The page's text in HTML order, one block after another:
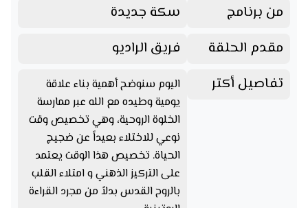
من برنامج
سكة جديدة
مقدم الحلقة
فريق الراديو
تفاصيل أكتر
اليوم سنوضح أهمية بناء علاقة
يومية وطيده مع الله عبر ممارسة
الخلوة الروحية، وهي تخصيص وقت
نوعي للاختلاء بعيداً عن ضجيج
الحياة. تخصيص هذا الوقت يعتمد
على التركيز الذهني و امتلاء القلب
بالروح القدس بدلاً من مجرد القراءة